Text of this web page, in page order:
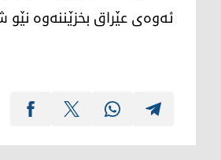
ئەوەی عێراق بخزێننەوە نێو